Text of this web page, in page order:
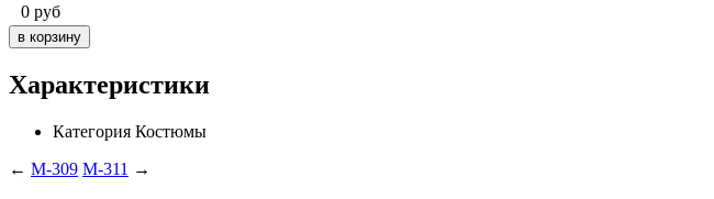
0 руб
Характеристики
Категория Костюмы
← M-309 M-311 →